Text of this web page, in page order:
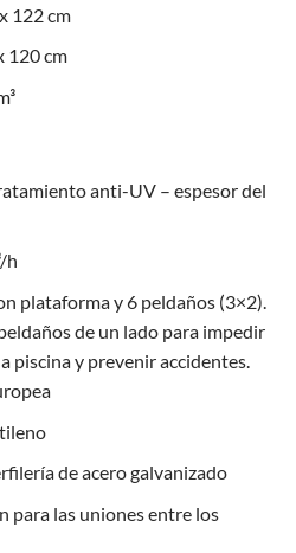
122 cm
120 cm
anti-UV – espesor del
h
plataforma y 6 peldaños (3×2).
de un lado para impedir
piscina y prevenir accidentes.
de acero galvanizado
para las uniones entre los